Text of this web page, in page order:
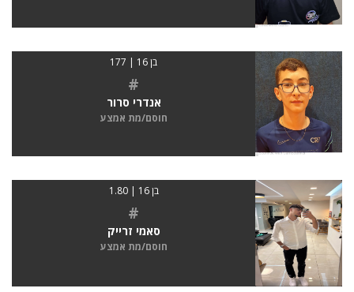
בן 16 | 177
#
אנדרי סרור
חוסם/מת אמצע
בן 16 | 1.80
#
סאמי זרייק
חוסם/מת אמצע